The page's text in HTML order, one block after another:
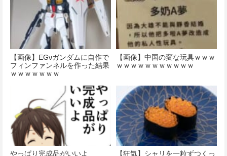
【画像】EGνガンダムに自作で
フィンファンネルを作った結果
ｗｗｗｗｗｗｗ
【画像】中国の変な玩具ｗｗｗ
ｗｗｗｗｗｗｗｗｗｗｗ
やっぱり完成品がいいよ
【狂気】シャリを一粒ずつくっ